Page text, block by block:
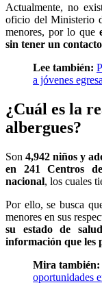
Actualmente, no
oficio del Ministerio
menores, por lo que
sin tener un
Lee también:
a jóvenes
¿Cuál es la
albergues?
Son4,942 niños y
en 241 Centros
nacional, los cuales
Por ello, se busca
menores en sus
su estado de
información que les
Mira también:
oportunidades